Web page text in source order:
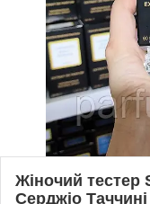
Жіночий тестер
Серджіо